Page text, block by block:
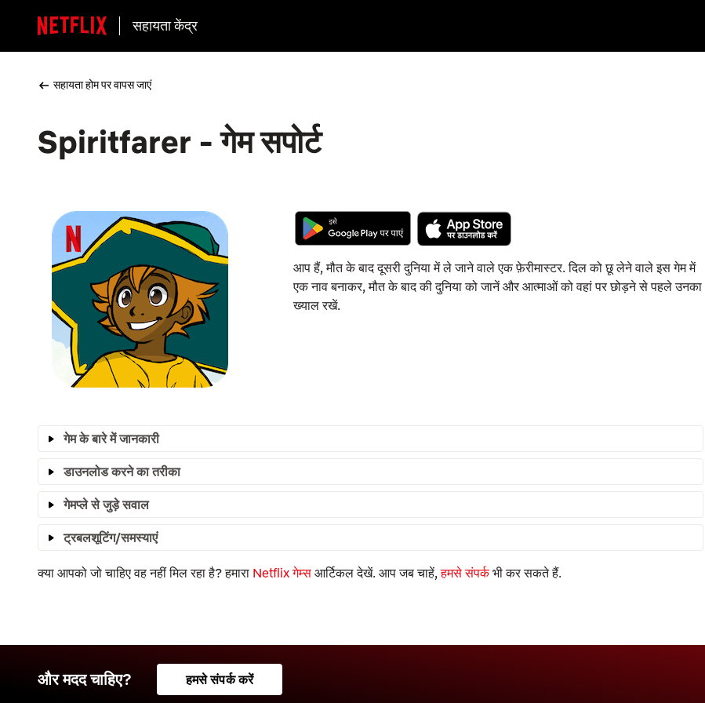
सहायता केंद्र
सहायता होम पर वापस जाएं
Spiritfarer - गेम सपोर्ट
आप हैं, मौत के बाद दूसरी दुनिया में ले जाने वाले एक फ़ेरीमास्टर. दिल को छू लेने वाले इस गेम में
एक नाव बनाकर, मौत के बाद की दुनिया को जानें और आत्माओं को वहां पर छोड़ने से पहले उनका
ख्याल रखें.
गेम के बारे में जानकारी
डाउनलोड करने का तरीका
गेमप्ले से जुड़े सवाल
ट्रबलशूटिंग/समस्याएं
क्या आपको जो चाहिए वह नहीं मिल रहा है? हमारा Netflix गेम्स आर्टिकल देखें. आप जब चाहें,हमसे संपर्कभी कर सकते हैं.
और मदद चाहिए? हमसे संपर्क करें